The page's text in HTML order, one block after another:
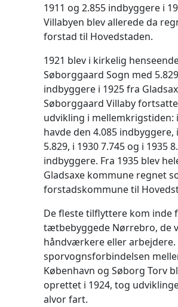
1911 og 2.855 indbyggere i
Villabyen blev allerede da
forstad til Hovedstaden.
1921 blev i kirkelig
Søborggaard Sogn med 5.829
indbyggere i 1925 fra
Søborggaard Villaby
udvikling i mellemkrigstiden:
havde den 4.085 indbyggere,
5.829, i 1930 7.745 og i 1935
indbyggere. Fra 1935 blev
Gladsaxe kommune regnet
forstadskommune til
De fleste tilflyttere kom inde
tætbebyggede Nørrebro, de
håndværkere eller arbejdere.
sporvognsforbindelsen
København og Søborg Torv
oprettet i 1924, tog
alvor fart.